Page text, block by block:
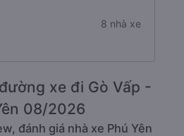
8 nhà xe
xe đi Gò Vấp -
08/2026
đánh giá nhà xe Phú Yên